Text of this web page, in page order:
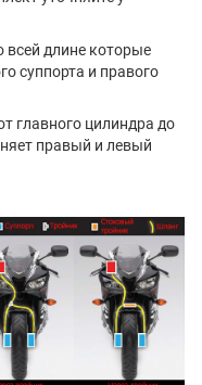
всей длине которые
суппорта и правого
главного цилиндра до
правый и левый